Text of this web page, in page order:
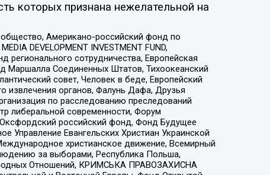
которых признана нежелательной на
Американо-российский фонд по
DEVELOPMENT INVESTMENT FUND,
сотрудничества, Европейская
Маршалла Соединенных Штатов, Тихоокеанский
совет, Человек в беде, Европейский
извлечения органов, Фалунь Дафа, Друзья
по расследованию преследований
либеральной современности, Форум
российский фонд, Фонд Будущее
Евангельских Христиан Украинской
христианское движение, Всемирный
за выборами, Республика Польша,
Отношений, КРИМСЬКА ПРАВОЗАХИСНА